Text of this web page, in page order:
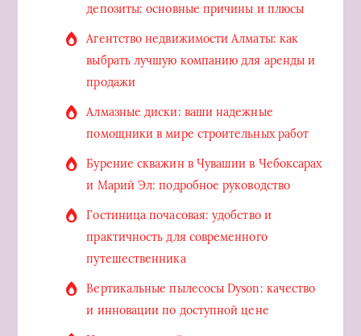
депозиты: основные причины и плюсы
Агентство недвижимости Алматы: как
выбрать лучшую компанию для аренды и
продажи
Алмазные диски: ваши надежные
помощники в мире строительных работ
Бурение скважин в Чувашии в Чебоксарах
и Марий Эл: подробное руководство
Гостиница почасовая: удобство и
практичность для современного
путешественника
Вертикальные пылесосы Dyson: качество
и инновации по доступной цене